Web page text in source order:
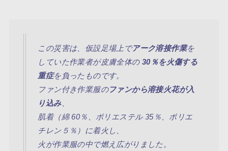
この災害は、仮設足場上でアーク溶接作業を
していた作業者が皮膚全体の 30％を火傷する
重症を負ったものです。
ファン付き作業服のファンから溶接火花が入
り込み、
肌着（綿 60％、ポリエステル 35％、ポリエ
チレン５％）に着火し、
火が作業服の中で燃え広がりました。